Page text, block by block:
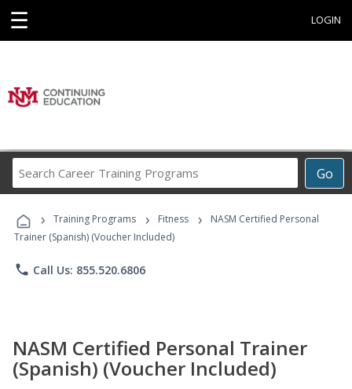
☰ LOGIN
Go
Career
Programs
› Training Programs › Fitness ›
NASM Certified Personal
Trainer (Spanish) (Voucher Included)
phone Call Us: 855.520.6806
NASM Certified Personal Trainer
(Spanish) (Voucher Included)